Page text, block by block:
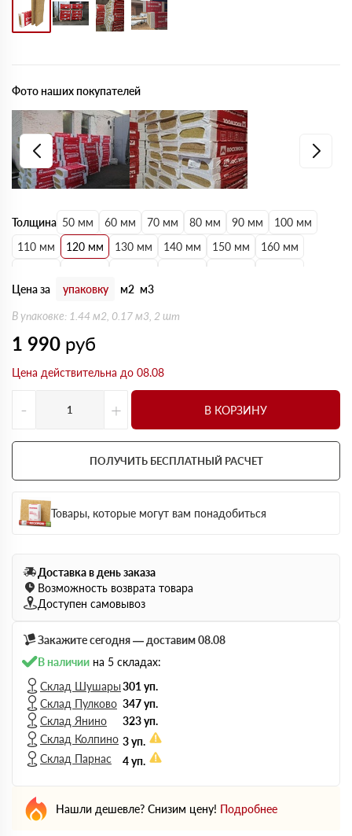
Толщина 50 мм 60 мм 70 мм 80 мм 90 мм
100 мм
110 мм
120 мм 130 мм 140 мм 150 мм
160 мм
230 мм
240 мм 250 мм
Цена за упаковку м2 м3
В упаковке: 1.44 м2, 0.17 м3, 2 шт
1 990 руб
Цена действительна до 08.08
- + В КОРЗИНУ
ПОЛУЧИТЬ БЕСПЛАТНЫЙ РАСЧЕТ
Товары, которые могут вам понадобиться
Фото наших покупателей
Доставка в день заказа
Возможность возврата товара
Доступен самовывоз
Закажите сегодня — доставим 08.08
В наличии на 5 складах:
Склад Шушары301 уп.
Склад Пулково 347 уп.
Склад Янино
323 уп.
Склад Колпино 3 уп.
Склад Парнас
4 уп.
Нашли дешевле? Снизим цену! Подробнее